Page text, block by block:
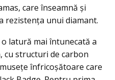
care înseamnă şi
rezistența unui diamant.
latură mai întunecată a
cu structuri de carbon
înfricoșătoare care